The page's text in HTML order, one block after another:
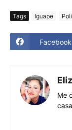
Tags Iguape
Facebook
Me